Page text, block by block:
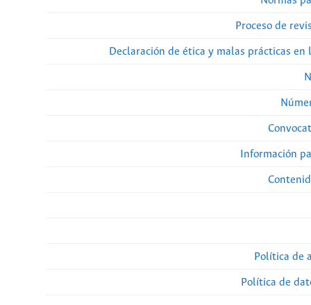
Proceso de
Declaración de ética y malas prácticas en
Información
Política de
Política de